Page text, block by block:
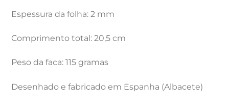
Espessura da folha: 2 mm
Comprimento total: 20,5 cm
Peso da faca: 115 gramas
Desenhado e fabricado em Espanha (Albacete)